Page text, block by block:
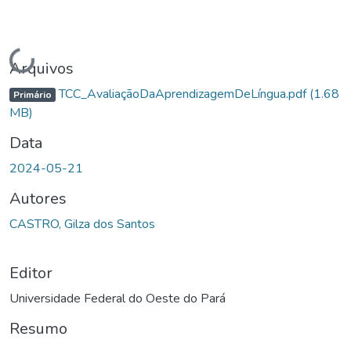
Carregando...
Arquivos
Primário TCC_AvaliaçãoDaAprendizagemDeLíngua.pdf(1.68
MB)
Data
2024-05-21
Autores
CASTRO, Gilza dos Santos
Editor
Universidade Federal do Oeste do Pará
Resumo